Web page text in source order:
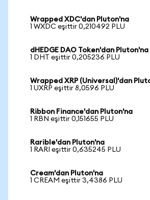
Wrapped XDC'dan Pluton'na
1 WXDC eşittir 0,210492 PLU
dHEDGE DAO Token'dan Pluton'na
1 DHT eşittir 0,205236 PLU
Wrapped XRP (Universal)'dan
1 UXRP eşittir 8,0596 PLU
Ribbon Finance'dan Pluton'na
1 RBN eşittir 0,151655 PLU
Rarible'dan Pluton'na
1 RARI eşittir 0,635245 PLU
Cream'dan Pluton'na
1 CREAM eşittir 3,4386 PLU